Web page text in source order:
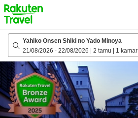
to
top
page
Yahiko Onsen Shiki no Yado Minoya
21/08/2026 - 22/08/2026 2 tamu 1 kamar